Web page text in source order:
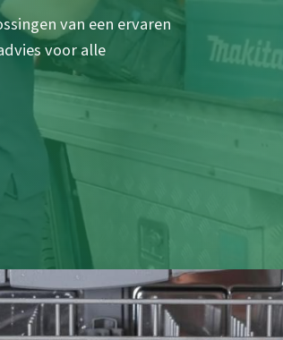
van een ervaren
voor alle